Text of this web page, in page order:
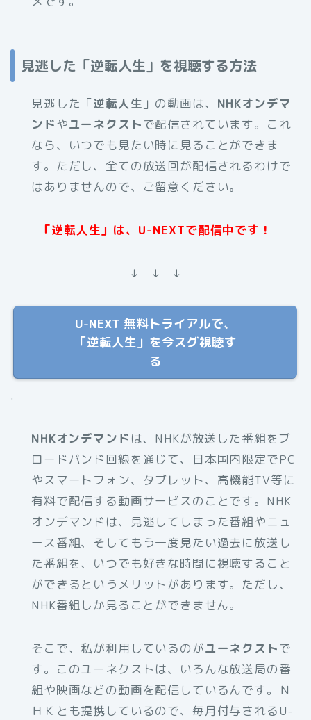
見逃した「逆転人生」を視聴する方法
見逃した「逆転人生 」の動画は、 NHKオンデマ
ンドやユーネクストで配信されています。これ
なら、いつでも見たい時に見ることができま
す。ただし、全ての放送回が配信されるわけで
はありませんので、ご留意ください。
「逆転人生」は、U-NEXTで配信中です！
↓ ↓ ↓
U-NEXT 無料トライアルで、
「逆転人生」を今スグ視聴す
る
.
NHKオンデマンド は、NHKが放送した番組をブ
ロードバンド回線を通じて、日本国内限定でPC
やスマートフォン、タブレット、高機能TV等に
有料で配信する動画サービスのことです。NHK
オンデマンドは、見逃してしまった番組やニュ
ース番組、そしてもう一度見たい過去に放送し
た番組を、いつでも好きな時間に視聴すること
ができるというメリットがあります。ただし、
NHK番組しか見ることができません。
そこで、私が利用しているのがユーネクストで
す。このユーネクストは、いろんな放送局の番
組や映画などの動画を配信しているんです。Ｎ
ＨＫとも提携しているので、毎月付与されるU-